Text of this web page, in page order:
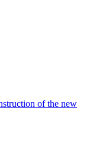
of the new